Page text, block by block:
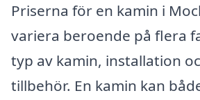
Priserna för en kamin i
variera beroende på flera
typ av kamin, installation
tillbehör. En kamin kan